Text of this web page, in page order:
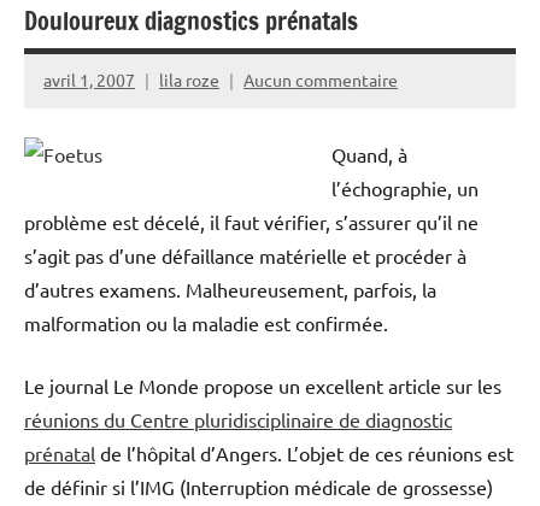
Douloureux diagnostics prénatals
avril 1, 2007 lila roze Aucun commentaire
Quand, à
l’échographie, un
problème est décelé, il faut vérifier, s’assurer qu’il ne
s’agit pas d’une défaillance matérielle et procéder à
d’autres examens. Malheureusement, parfois, la
malformation ou la maladie est confirmée.
Le journal Le Monde propose un excellent article sur les
réunions du Centre pluridisciplinaire de diagnostic
prénatal de l’hôpital d’Angers. L’objet de ces réunions est
de définir si l’IMG (Interruption médicale de grossesse)